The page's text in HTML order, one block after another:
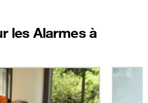
les Alarmes à